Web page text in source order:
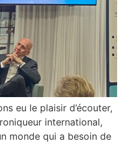
eu le plaisir d’écouter,
international,
monde qui a besoin de